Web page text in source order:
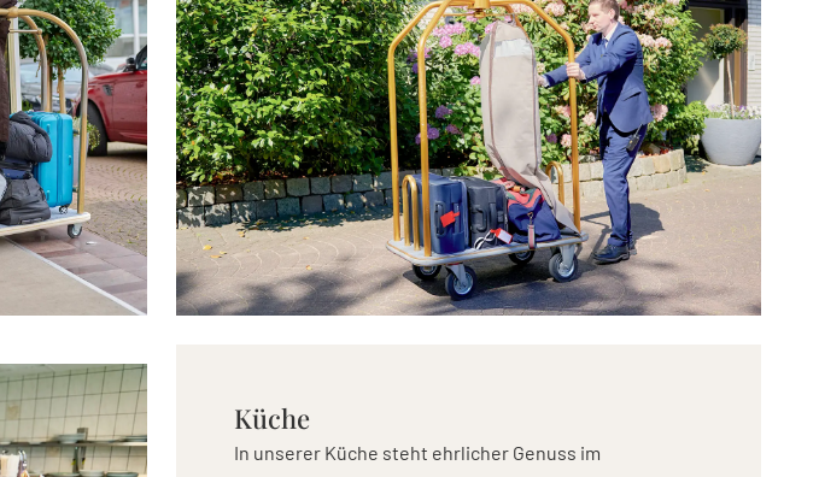
Küche
In unserer Küche steht ehrlicher Genuss im